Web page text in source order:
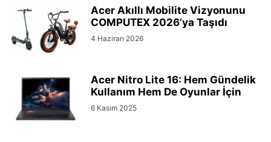
Acer Akıllı Mobilite Vizyonunu
COMPUTEX 2026’ya Taşıdı
4 Haziran 2026
Acer Nitro Lite 16: Hem Gündelik
Kullanım Hem De Oyunlar İçin
6 Kasım 2025